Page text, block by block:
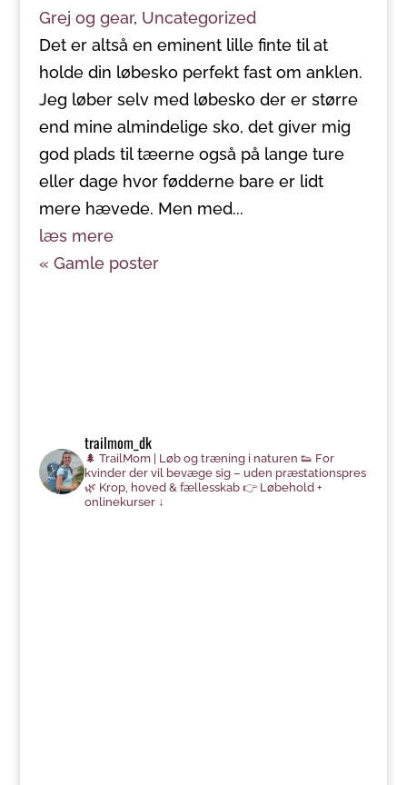
Grej og gear, Uncategorized
Det er altså en eminent lille finte til at
holde din løbesko perfekt fast om anklen.
Jeg løber selv med løbesko der er større
end mine almindelige sko, det giver mig
god plads til tæerne også på lange ture
eller dage hvor fødderne bare er lidt
mere hævede. Men med...
læs mere
« Gamle poster
trailmom_dk
🌲 TrailMom | Løb og træning i naturen 👟 For
kvinder der vil bevæge sig – uden præstationspres
🌿 Krop, hoved & fællesskab👉 Løbehold +
onlinekurser ↓